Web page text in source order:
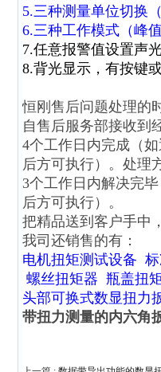
5.三种测量单位切换
6.三种工作模式（峰
7.任意报警值设置声
8.背光显示，有按键
恒刚售后问题处理的
自售后服务部接收到
4个工作日内完成（
后方可执行）。处理
3个工作日内解决完
后方可执行）。
把精品送到客户手中
我司还销售的有：
电机扭矩测试设备
螺丝扭矩器 瓶盖扭
头部可换式数显扭力
带扭力测量的内六角